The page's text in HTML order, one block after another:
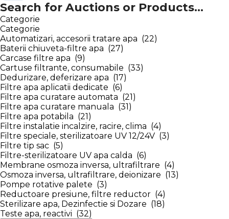
Search for Auctions or Products...
Categorie
Categorie
Automatizari, accesorii tratare apa (22)
Baterii chiuveta-filtre apa (27)
Carcase filtre apa (9)
Cartuse filtrante, consumabile (33)
Dedurizare, deferizare apa (17)
Filtre apa aplicatii dedicate (6)
Filtre apa curatare automata (21)
Filtre apa curatare manuala (31)
Filtre apa potabila (21)
Filtre instalatie incalzire, racire, clima (4)
Filtre speciale, sterilizatoare UV 12/24V (3)
Filtre tip sac (5)
Filtre-sterilizatoare UV apa calda (6)
Membrane osmoza inversa, ultrafiltrare (4)
Osmoza inversa, ultrafiltrare, deionizare (13)
Pompe rotative palete (3)
Reductoare presiune, filtre reductor (4)
Sterilizare apa, Dezinfectie si Dozare (18)
Teste apa, reactivi (32)